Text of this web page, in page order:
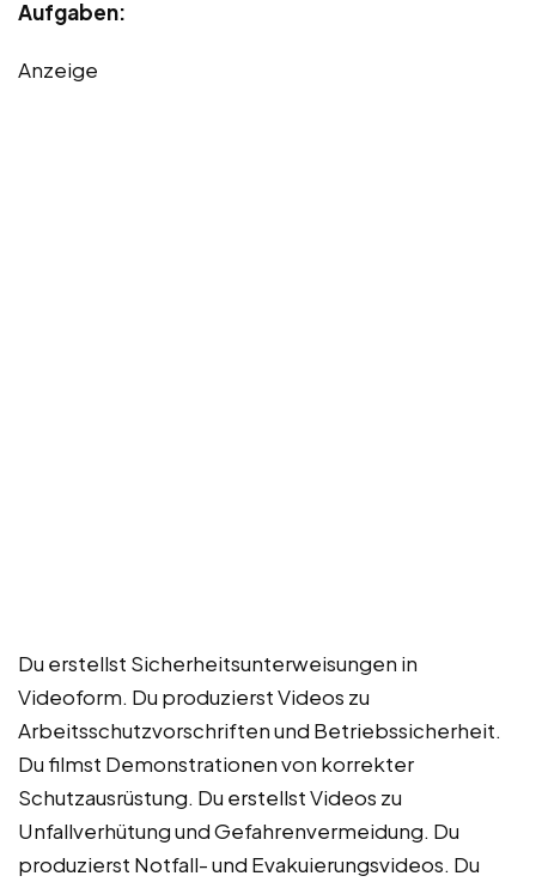
Aufgaben:
Anzeige
Du erstellst Sicherheitsunterweisungen in
Videoform. Du produzierst Videos zu
Arbeitsschutzvorschriften und Betriebssicherheit.
Du filmst Demonstrationen von korrekter
Schutzausrüstung. Du erstellst Videos zu
Unfallverhütung und Gefahrenvermeidung. Du
produzierst Notfall- und Evakuierungsvideos. Du